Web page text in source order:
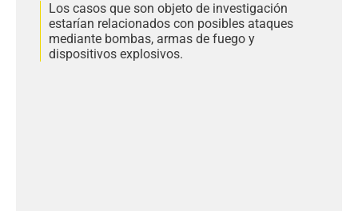
Los casos que son objeto de investigación
estarían relacionados con posibles ataques
mediante bombas, armas de fuego y
dispositivos explosivos.